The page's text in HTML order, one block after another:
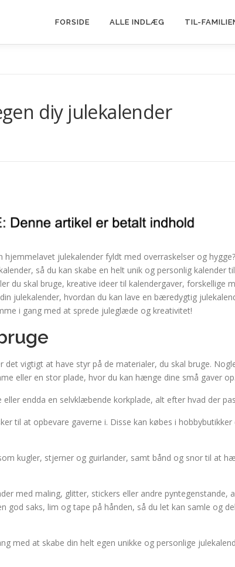
FORSIDE ALLE INDLÆG TIL-
diy julekalender
hjemmelavet julekalender fyldt med overraskelser og
så du kan skabe en helt unik og personlig kalender
du skal bruge, kreative ideer til kalendergaver, forskellige
julekalender, hvordan du kan lave en bæredygtig
i gang med at sprede juleglæde og kreativitet!
det vigtigt at have styr på de materialer, du skal bruge.
eller en stor plade, hvor du kan hænge dine små gaver op.
endda en selvklæbende korkplade, alt efter hvad der
til at opbevare gaverne i. Disse kan købes i hobbybutikker
kugler, stjerner og guirlander, samt bånd og snor til at
med maling, glitter, stickers eller andre pyntegenstande,
god saks, lim og tape på hånden, så du let kan samle og
med at skabe din helt egen unikke og personlige